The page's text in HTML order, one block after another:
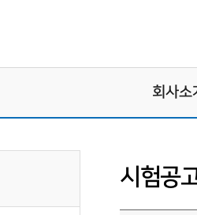
회사소
시험공